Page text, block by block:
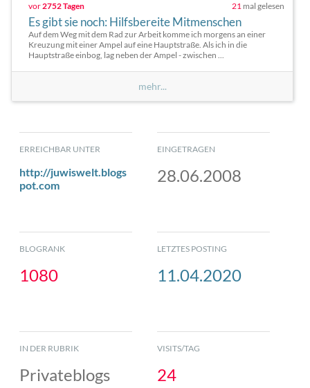
vor2752 Tagen 21 mal gelesen
Es gibt sie noch: Hilfsbereite Mitmenschen
Auf dem Weg mit dem Rad zur Arbeit komme ich morgens an einer
Kreuzung mit einer Ampel auf eine Hauptstraße. Als ich in die
Hauptstraße einbog, lag neben der Ampel - zwischen ...
mehr...
ERREICHBAR UNTER
http://juwiswelt.blogs
pot.com
EINGETRAGEN
28.06.2008
BLOGRANK
1080
LETZTES POSTING
11.04.2020
IN DER RUBRIK
Privateblogs
VISITS/TAG
24